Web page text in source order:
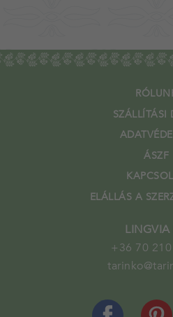
SZÁLLÍTÁSI
ÁSZF
ELÁLLÁS A
+36 70